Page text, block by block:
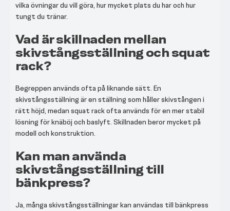
vilka övningar du vill göra, hur mycket plats du har och hur
tungt du tränar.
Vad är skillnaden mellan
skivstångsställning och squat
rack?
Begreppen används ofta på liknande sätt. En
skivstångsställning är en ställning som håller skivstången i
rätt höjd, medan squat rack ofta används för en mer stabil
lösning för knäböj och baslyft. Skillnaden beror mycket på
modell och konstruktion.
Kan man använda
skivstångsställning till
bänkpress?
Ja, många skivstångsställningar kan användas till bänkpress